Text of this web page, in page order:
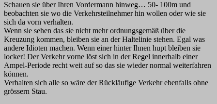
Schauen sie über Ihren Vordermann hinweg… 50- 100m und
beobachten sie wo die Verkehrsteilnehmer hin wollen oder wie sie
sich da vorn verhalten.
Wenn sie sehen das sie nicht mehr ordnungsgemäß über die
Kreuzung kommen, bleiben sie an der Haltelinie stehen. Egal was
andere Idioten machen. Wenn einer hinter Ihnen hupt bleiben sie
locker! Der Verkehr vorne löst sich in der Regel innerhalb einer
Ampel-Periode recht weit auf so das sie wieder normal weiterfahren
können.
Verhalten sich alle so wäre der Rückläufige Verkehr ebenfalls ohne
grössern Stau.